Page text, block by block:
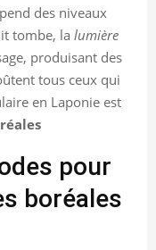
des niveaux
tombe, la lumière
produisant des
tous ceux qui
en Laponie est
pour
boréales